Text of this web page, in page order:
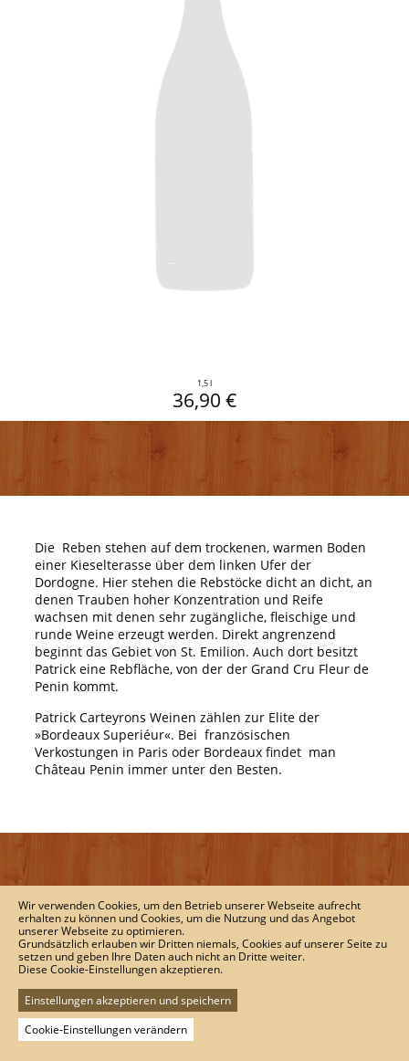
1,5 l
36,90 €
Die Reben stehen auf dem trockenen, warmen Boden
einer Kieselterasse über dem linken Ufer der
Dordogne. Hier stehen die Rebstöcke dicht an dicht, an
denen Trauben hoher Konzentration und Reife
wachsen mit denen sehr zugängliche, fleischige und
runde Weine erzeugt werden. Direkt angrenzend
beginnt das Gebiet von St. Emilion. Auch dort besitzt
Patrick eine Rebfläche, von der der Grand Cru Fleur de
Penin kommt.
Patrick Carteyrons Weinen zählen zur Elite der
»Bordeaux Superiéur«. Bei französischen
Verkostungen in Paris oder Bordeaux findet man
Château Penin immer unter den Besten.
derweinweber - Inh. next level GmbH
Kleine Hasengasse 6b
D-64625 Bensheim
Tel.:
+ 49 (0) 6251-1367767
Fax:
+ 49 (0) 6251-136749
E-Mail:
wein@derweinweber.de
Wir verwenden Cookies, um den Betrieb unserer Webseite aufrecht
erhalten zu können und Cookies, um die Nutzung und das Angebot
unserer Webseite zu optimieren.
Grundsätzlich erlauben wir Dritten niemals, Cookies auf unserer Seite zu
setzen und geben Ihre Daten auch nicht an Dritte weiter.
Diese Cookie-Einstellungen akzeptieren.
Einstellungen akzeptieren und speichern
Cookie-Einstellungen verändern